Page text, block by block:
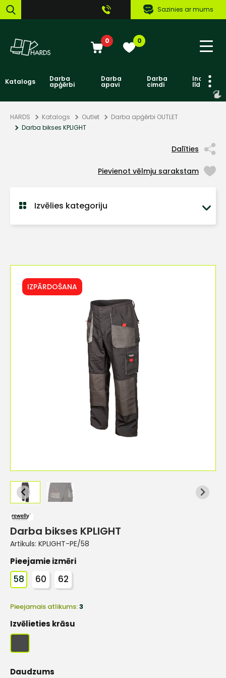
Sazinies ar mums
0 0
Katalogs Darba
apģērbi
Darba
apavi
Darba
cimdi līdzekļi
HARDS Katalogs Outlet
Darba apģērbi OUTLET
Darba bikses KPLIGHT
Dalīties
Pievienot vēlmju sarakstam
Izvēlies kategoriju
IZPĀRDOŠANA
Darba bikses KPLIGHT
Artikuls: KPLIGHT-PE/58
Pieejamie izmēri
58 60 62
Pieejamais atlikums:3
Izvēlieties krāsu
Daudzums